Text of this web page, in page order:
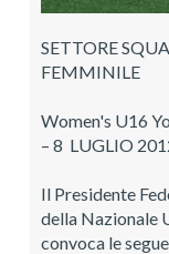
SETTORE
FEMMINILE
Women's U16
– 8 LUGLIO
Il Presidente
della Nazionale
convoca le